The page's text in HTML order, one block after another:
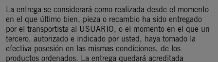
La entrega se considerará como realizada desde el momento
en el que último bien, pieza o recambio ha sido entregado
por el transportista al USUARIO, o el momento en el que un
tercero, autorizado e indicado por usted, haya tomado la
efectiva posesión en las mismas condiciones, de los
productos ordenados. La entrega quedará acreditada